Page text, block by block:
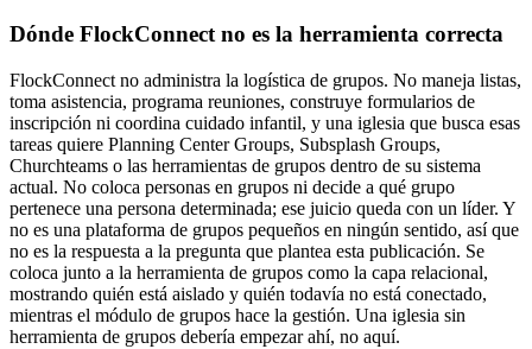
Dónde FlockConnect no es la herramienta correcta
FlockConnect no administra la logística de grupos. No maneja listas,
toma asistencia, programa reuniones, construye formularios de
inscripción ni coordina cuidado infantil, y una iglesia que busca esas
tareas quiere Planning Center Groups, Subsplash Groups,
Churchteams o las herramientas de grupos dentro de su sistema
actual. No coloca personas en grupos ni decide a qué grupo
pertenece una persona determinada; ese juicio queda con un líder. Y
no es una plataforma de grupos pequeños en ningún sentido, así que
no es la respuesta a la pregunta que plantea esta publicación. Se
coloca junto a la herramienta de grupos como la capa relacional,
mostrando quién está aislado y quién todavía no está conectado,
mientras el módulo de grupos hace la gestión. Una iglesia sin
herramienta de grupos debería empezar ahí, no aquí.